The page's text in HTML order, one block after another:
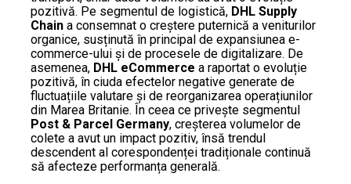
pozitivă. Pe segmentul de logistică, DHL Supply
Chain a consemnat o creștere puternică a veniturilor
organice, susținută în principal de expansiunea e-
commerce-ului și de procesele de digitalizare. De
asemenea, DHL eCommerce a raportat o evoluție
pozitivă, în ciuda efectelor negative generate de
fluctuațiile valutare și de reorganizarea operațiunilor
din Marea Britanie. În ceea ce privește segmentul
Post & Parcel Germany, creșterea volumelor de
colete a avut un impact pozitiv, însă trendul
descendent al corespondenței tradiționale continuă
să afecteze performanța generală.